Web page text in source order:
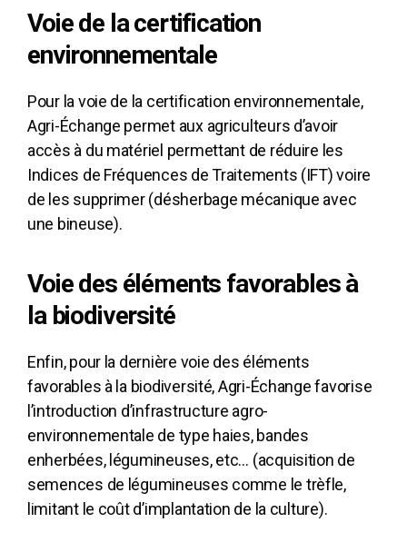
Voie de la certification
environnementale
Pour la voie de la certification environnementale,
Agri-Échange permet aux agriculteurs d’avoir
accès à du matériel permettant de réduire les
Indices de Fréquences de Traitements (IFT) voire
de les supprimer (désherbage mécanique avec
une bineuse).
Voie des éléments favorables à
la biodiversité
Enfin, pour la dernière voie des éléments
favorables à la biodiversité, Agri-Échange favorise
l’introduction d’infrastructure agro-
environnementale de type haies, bandes
enherbées, légumineuses, etc… (acquisition de
semences de légumineuses comme le trèfle,
limitant le coût d’implantation de la culture).